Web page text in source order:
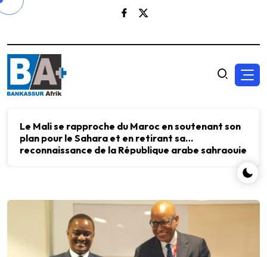
Le FMI et Kristalina Georgieva ont échangé avec
Aliko Dangote sur l’importance d’investir dans
l’énergie, les engrais et le ciment pour accélérer